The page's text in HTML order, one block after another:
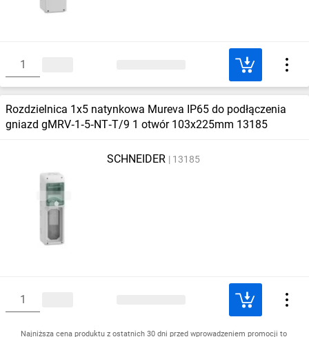
Rozdzielnica 1x5 natynkowa Mureva IP65 do podłączenia
gniazd gMRV‑1‑5‑NT‑T/9 1 otwór 103x225mm 13185
SCHNEIDER 13185
Najniższa cena produktu z ostatnich 30 dni przed wprowadzeniem promocji to